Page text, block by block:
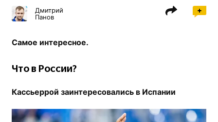
Дмитрий
Панов
Самое интересное.
Что в России?
Кассьеррой заинтересовались в Испании